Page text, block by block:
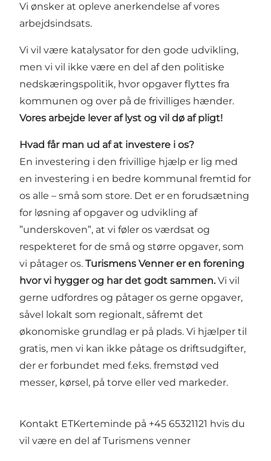
Vi ønsker at opleve anerkendelse af vores
arbejdsindsats.
Vi vil være katalysator for den gode udvikling,
men vi vil ikke være en del af den politiske
nedskæringspolitik, hvor opgaver flyttes fra
kommunen og over på de frivilliges hænder.
Vores arbejde lever af lyst og vil dø af pligt!
Hvad får man ud af at investere i os?
En investering i den frivillige hjælp er lig med
en investering i en bedre kommunal fremtid for
os alle – små som store. Det er en forudsætning
for løsning af opgaver og udvikling af
”underskoven”, at vi føler os værdsat og
respekteret for de små og større opgaver, som
vi påtager os. Turismens Venner er en forening
hvor vi hygger og har det godt sammen. Vi vil
gerne udfordres og påtager os gerne opgaver,
såvel lokalt som regionalt, såfremt det
økonomiske grundlag er på plads. Vi hjælper til
gratis, men vi kan ikke påtage os driftsudgifter,
der er forbundet med f.eks. fremstød ved
messer, kørsel, på torve eller ved markeder.
Kontakt ETKerteminde på +45 65321121 hvis du
vil være en del af Turismens venner